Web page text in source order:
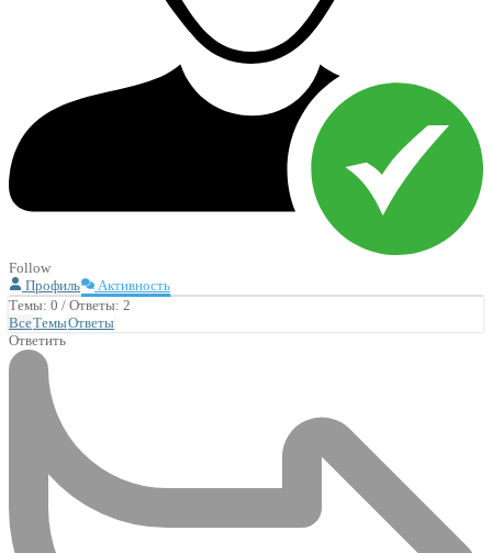
Follow
Профиль
Активность
Темы: 0 / Ответы: 2
ВсеТемыОтветы
Ответить